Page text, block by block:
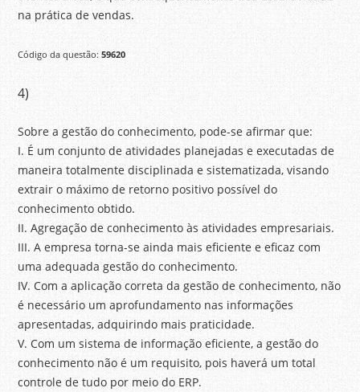
na prática de vendas.
Código da questão:59620
4)
Sobre a gestão do conhecimento, pode-se afirmar que:
I. É um conjunto de atividades planejadas e executadas de
maneira totalmente disciplinada e sistematizada, visando
extrair o máximo de retorno positivo possível do
conhecimento obtido.
II. Agregação de conhecimento às atividades empresariais.
III. A empresa torna-se ainda mais eficiente e eficaz com
uma adequada gestão do conhecimento.
IV. Com a aplicação correta da gestão de conhecimento, não
é necessário um aprofundamento nas informações
apresentadas, adquirindo mais praticidade.
V. Com um sistema de informação eficiente, a gestão do
conhecimento não é um requisito, pois haverá um total
controle de tudo por meio do ERP.